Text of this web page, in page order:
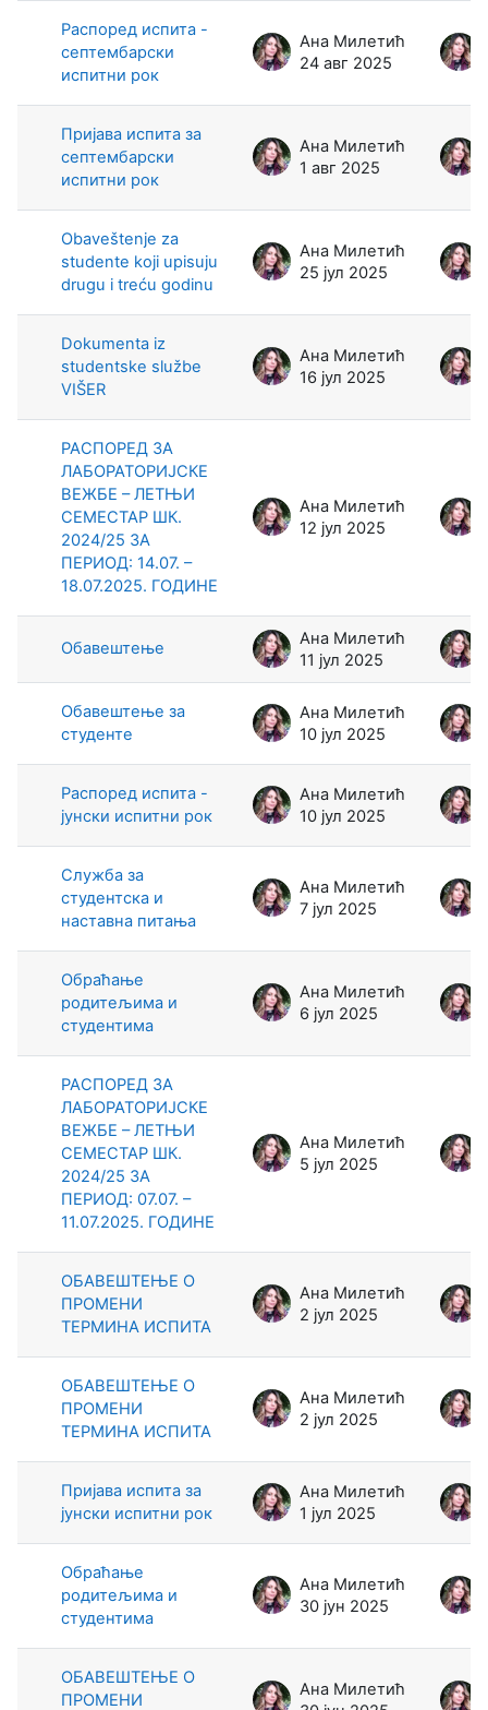
Распоред испита -
септембарски
испитни рок
Ана Милетић
24 авг 2025
Пријава испита за
септембарски
испитни рок
Ана Милетић
1 авг 2025
Obaveštenje za
studente koji upisuju
drugu i treću godinu
Ана Милетић
25 јул 2025
Dokumenta iz
studentske službe
VIŠER
Ана Милетић
16 јул 2025
РАСПОРЕД ЗА
ЛАБОРАТОРИЈСКЕ
ВЕЖБЕ – ЛЕТЊИ
СЕМЕСТАР ШК.
2024/25 ЗА
ПЕРИОД: 14.07. –
18.07.2025. ГОДИНЕ
Ана Милетић
12 јул 2025
Обавештење
Ана Милетић
11 јул 2025
Обавештење за
студенте
Ана Милетић
10 јул 2025
Распоред испита -
јунски испитни рок
Ана Милетић
10 јул 2025
Служба за
студентска и
наставна питања
Ана Милетић
7 јул 2025
Обраћање
родитељима и
студентима
Ана Милетић
6 јул 2025
РАСПОРЕД ЗА
ЛАБОРАТОРИЈСКЕ
ВЕЖБЕ – ЛЕТЊИ
СЕМЕСТАР ШК.
2024/25 ЗА
ПЕРИОД: 07.07. –
11.07.2025. ГОДИНЕ
Ана Милетић
5 јул 2025
ОБАВЕШТЕЊЕ О
ПРОМЕНИ
ТЕРМИНА ИСПИТА
Ана Милетић
2 јул 2025
ОБАВЕШТЕЊЕ О
ПРОМЕНИ
ТЕРМИНА ИСПИТА
Ана Милетић
2 јул 2025
Пријава испита за
jунски испитни рок
Ана Милетић
1 јул 2025
Обраћање
родитељима и
студентима
Ана Милетић
30 јун 2025
ОБАВЕШТЕЊЕ О
ПРОМЕНИ
Ана Милетић